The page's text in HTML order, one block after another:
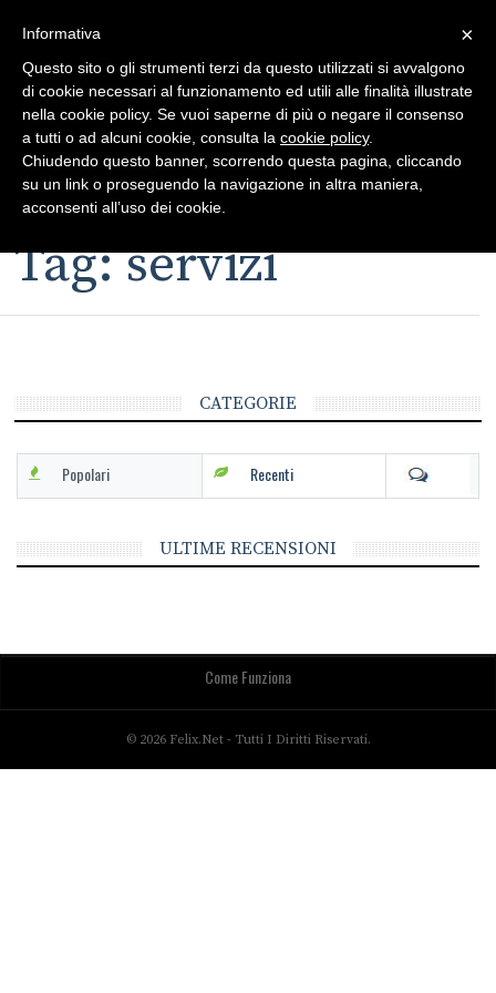
Toggle
Toggle
navigation
Tag: servizi
CATEGORIE
Popolari Recenti
ULTIME RECENSIONI
Come Funziona
© 2026 Felix.net - Tutti I Diritti Riservati.
×
Informativa
Questo sito o gli strumenti terzi da questo utilizzati si avvalgono
di cookie necessari al funzionamento ed utili alle finalità illustrate
nella cookie policy. Se vuoi saperne di più o negare il consenso
a tutti o ad alcuni cookie, consulta la cookie policy.
Chiudendo questo banner, scorrendo questa pagina, cliccando
su un link o proseguendo la navigazione in altra maniera,
acconsenti all’uso dei cookie.